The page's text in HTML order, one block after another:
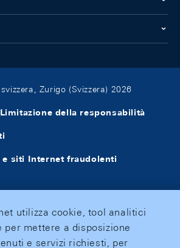
Zurigo (Svizzera) 2026
Limitazione della responsabilità
e siti Internet fraudolenti
utilizza cookie, tool analitici
per mettere a disposizione
e servizi richiesti, per